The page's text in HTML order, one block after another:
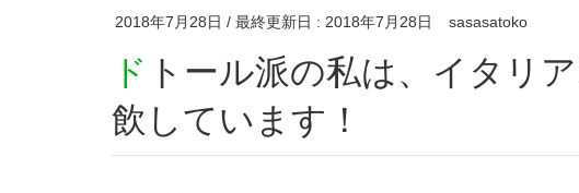
2018年7月28日 / 最終更新日 : 2018年7月28日 sasasatoko
ドトール派の私は、イタリアンエスプレッソを愛
飲しています！